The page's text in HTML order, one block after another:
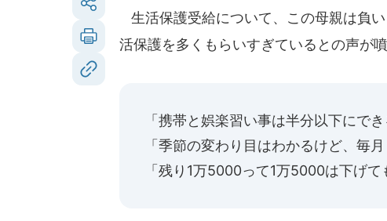
生活保護受給について、この母親は負
活保護を多くもらいすぎているとの声が噴
「携帯と娯楽習い事は半分以下にで
「季節の変わり目はわかるけど、毎
「残り1万5000って1万5000は下げ